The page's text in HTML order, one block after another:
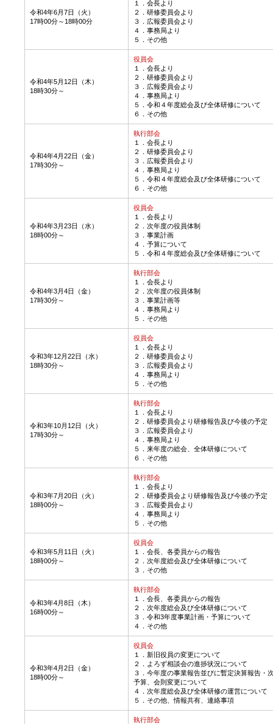
令和4年6月7日（火）
17時00分～18時00分
１．会長より
２．研修委員会より
３．広報委員会より
４．事務局より
５．その他
令和4年5月12日（木）
18時30分～
役員会
１．会長より
２．研修委員会より
３．広報委員会より
４．事務局より
５．令和４年度総会及び全体研修について
６．その他
令和4年4月22日（金）
17時30分～
執行部会
１．会長より
２．研修委員会より
３．広報委員会より
４．事務局より
５．令和４年度総会及び全体研修について
６．その他
令和4年3月23日（水）
18時00分～
役員会
１．会長より
２．次年度の役員体制
３．事業計画
４．予算について
５．令和４年度総会及び全体研修について
令和4年3月4日（金）
17時30分～
執行部会
１．会長より
２．次年度の役員体制
３．事業計画等
４．事務局より
５．その他
令和3年12月22日（水）
18時30分～
役員会
１．会長より
２．研修委員会より
３．広報委員会より
４．事務局より
５．その他
令和3年10月12日（火）
17時30分～
執行部会
１．会長より
２．研修委員会より研修報告及び今後の予定
３．広報委員会より
４．事務局より
５．来年度の総会、全体研修について
６．その他
令和3年7月20日（火）
18時00分～
執行部会
１．会長より
２．研修委員会より研修報告及び今後の予定
３．広報委員会より
４．事務局より
５．その他
令和3年5月11日（火）
18時00分～
役員会
１．会長、各委員からの報告
２．次年度総会及び全体研修について
３．その他
令和3年4月8日（木）
16時00分～
執行部会
１．会長、各委員からの報告
２．次年度総会及び全体研修について
３．令和3年度事業計画・予算について
４．その他
令和3年4月2日（金）
18時00分～
役員会
１． 新旧役員の変更について
２．よろず相談会の進捗状況について
３．今年度の事業報告並びに暫定決算報告・
予算、会則変更について
４．次年度総会及び全体研修の運営について
５．その他、情報共有、連絡事項
執行部会